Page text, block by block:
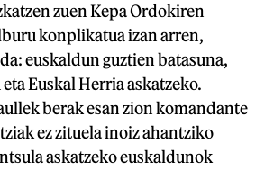
zuen Kepa Ordokiren
konplikatua izan arren,
euskaldun guztien batasuna,
Euskal Herria askatzeko.
berak esan zion komandante
ez zituela inoiz ahantziko
askatzeko euskaldunok